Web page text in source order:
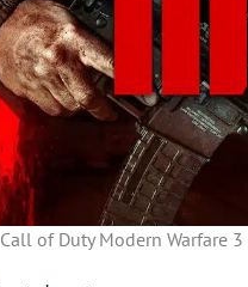
Call of Duty Modern Warfare